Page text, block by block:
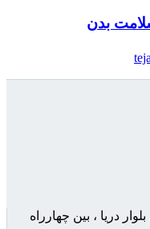
بدن
دریا ، بین چهارراه